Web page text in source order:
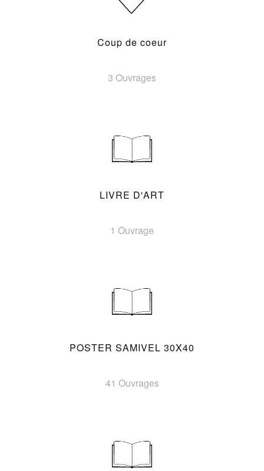
Coup de coeur
3 Ouvrages
LIVRE D'ART
1 Ouvrage
POSTER SAMIVEL 30X40
41 Ouvrages